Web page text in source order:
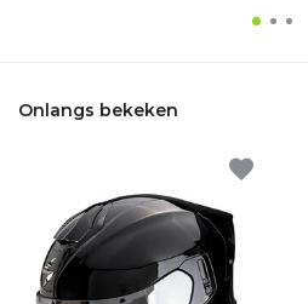
Onlangs bekeken